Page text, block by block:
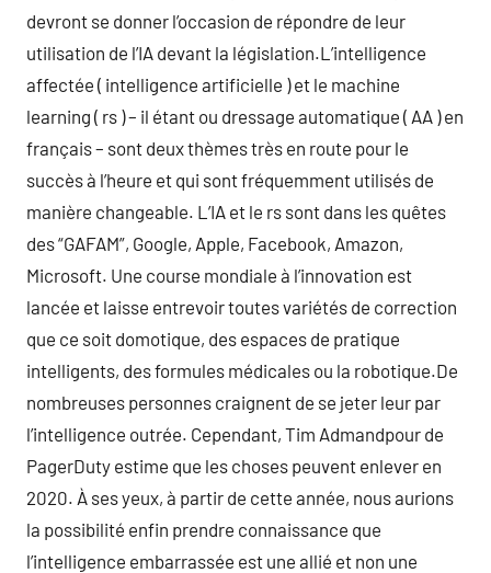
devront se donner l’occasion de répondre de leur
utilisation de l’IA devant la législation.L’intelligence
affectée ( intelligence artificielle ) et le machine
learning ( rs ) – il étant ou dressage automatique ( AA ) en
français – sont deux thèmes très en route pour le
succès à l’heure et qui sont fréquemment utilisés de
manière changeable. L’IA et le rs sont dans les quêtes
des “GAFAM”, Google, Apple, Facebook, Amazon,
Microsoft. Une course mondiale à l’innovation est
lancée et laisse entrevoir toutes variétés de correction
que ce soit domotique, des espaces de pratique
intelligents, des formules médicales ou la robotique.De
nombreuses personnes craignent de se jeter leur par
l’intelligence outrée. Cependant, Tim Admandpour de
PagerDuty estime que les choses peuvent enlever en
2020. À ses yeux, à partir de cette année, nous aurions
la possibilité enfin prendre connaissance que
l’intelligence embarrassée est une allié et non une